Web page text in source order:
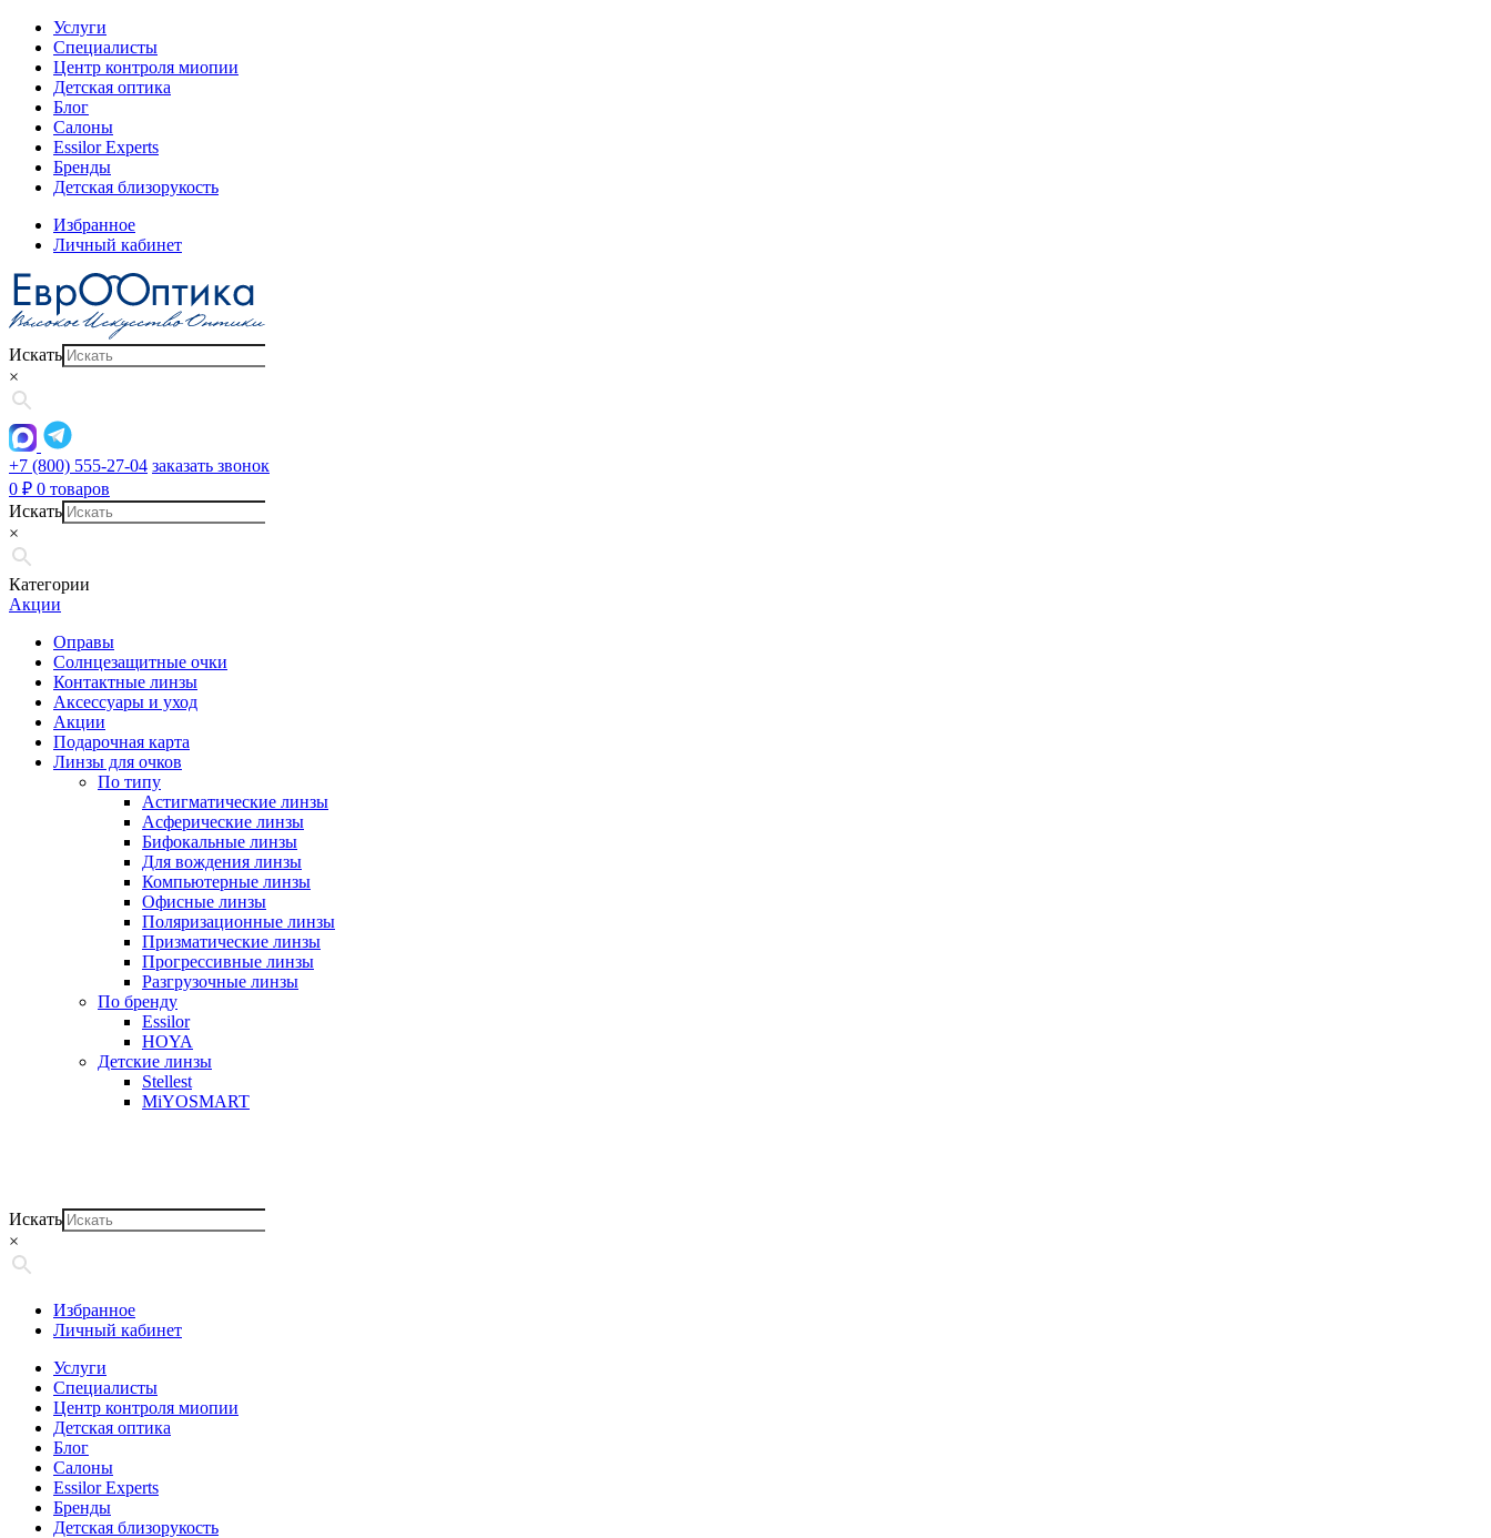
Услуги
Специалисты
Центр контроля миопии
Детская оптика
Блог
Салоны
Essilor Experts
Бренды
Детская близорукость
Избранное
Личный кабинет
Искать
×
+7 (800) 555-27-04 заказать звонок
0 ₽ 0 товаров
Искать
×
Категории
Акции
Оправы
Солнцезащитные очки
Контактные линзы
Аксессуары и уход
Акции
Подарочная карта
Линзы для очков
По типу
Астигматические линзы
Асферические линзы
Бифокальные линзы
Для вождения линзы
Компьютерные линзы
Офисные линзы
Поляризационные линзы
Призматические линзы
Прогрессивные линзы
Разгрузочные линзы
По бренду
Essilor
HOYA
Детские линзы
Stellest
MiYOSMART
Искать
×
Избранное
Личный кабинет
Услуги
Специалисты
Центр контроля миопии
Детская оптика
Блог
Салоны
Essilor Experts
Бренды
Детская близорукость